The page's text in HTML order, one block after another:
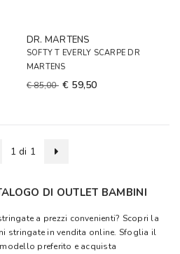
DR. MARTENS
SOFTY T EVERLY SCARPE DR
MARTENS
€ 85,00 € 59,50
1 di 1
DI OUTLET BAMBINI
a prezzi convenienti? Scopri la
stringate in vendita online. Sfoglia il
preferito e acquista